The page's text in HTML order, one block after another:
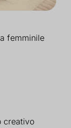
femminile
creativo